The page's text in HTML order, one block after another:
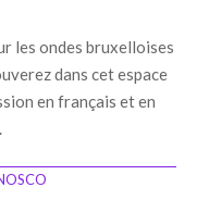
les ondes bruxelloises
dans cet espace
en français et en